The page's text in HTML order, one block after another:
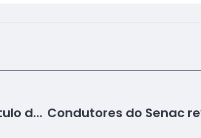
Professor Valter de Sousa recebe título de cidadania sergipana